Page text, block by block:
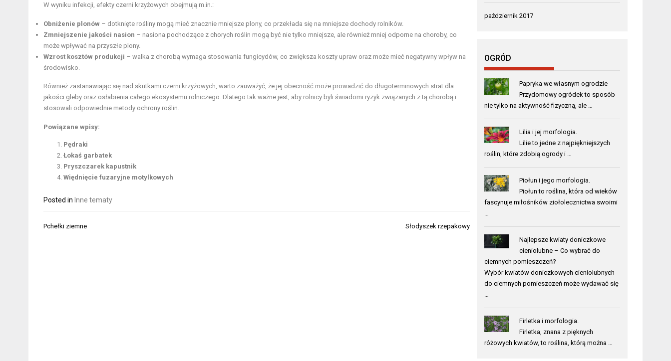
W wyniku infekcji, efekty czerni krzyżowych obejmują m.in.:
Obniżenie plonów – dotknięte rośliny mogą mieć znacznie mniejsze plony, co przekłada się na mniejsze dochody rolników.
Zmniejszenie jakości nasion – nasiona pochodzące z chorych roślin mogą być nie tylko mniejsze, ale również mniej odporne na choroby, co
może wpływać na przyszłe plony.
Wzrost kosztów produkcji – walka z chorobą wymaga stosowania fungicydów, co zwiększa koszty upraw oraz może mieć negatywny wpływ na
środowisko.
Również zastanawiając się nad skutkami czerni krzyżowych, warto zauważyć, że jej obecność może prowadzić do długoterminowych strat dla
jakości gleby oraz osłabienia całego ekosystemu rolniczego. Dlatego tak ważne jest, aby rolnicy byli świadomi ryzyk związanych z tą chorobą i
stosowali odpowiednie metody ochrony roślin.
Powiązane wpisy:
Pędraki
Łokaś garbatek
Pryszczarek kapustnik
Więdnięcie fuzaryjne motylkowych
Posted in Inne tematy
Nawigacja
Pchełki ziemne Słodyszek rzepakowy
październik 2017
OGRÓD
Papryka we własnym ogrodzie
Przydomowy ogródek to sposób
nie tylko na aktywność fizyczną, ale …
Lilia i jej morfologia.
Lilie to jedne z najpiękniejszych
roślin, które zdobią ogrody i …
Piołun i jego morfologia.
Piołun to roślina, która od wieków
fascynuje miłośników ziołolecznictwa swoimi
Najlepsze kwiaty doniczkowe
cieniolubne – Co wybrać do
ciemnych pomieszczeń?
Wybór kwiatów doniczkowych cieniolubnych
do ciemnych pomieszczeń może wydawać się
Firletka i morfologia.
Firletka, znana z pięknych
różowych kwiatów, to roślina, którą można …